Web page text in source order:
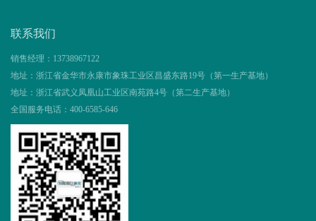
联系我们
销售经理： 13738967122
地址： 浙江省金华市永康市象珠工业区昌盛东路19号（第一生产基地）
地址： 浙江省武义凤凰山工业区南苑路4号（第二生产基地）
全国服务电话： 400-6585-646